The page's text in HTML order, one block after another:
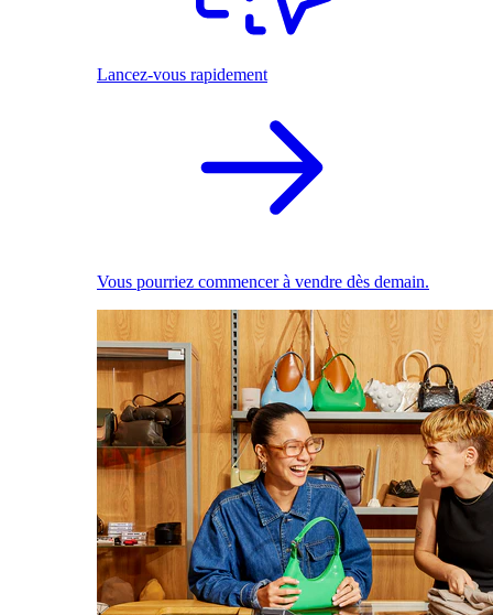
Lancez-vous rapidement
Vous pourriez commencer à vendre dès demain.